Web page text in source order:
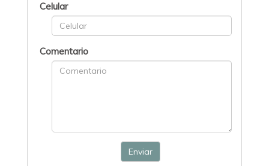
Celular
Comentario
Enviar